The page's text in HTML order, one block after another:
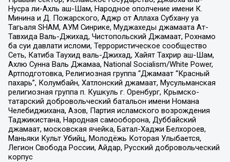
Нусра ли-Ахль аш-Шам, Народное ополчение имени К.
Минина и Д. Пожарского, Аджр от Аллаха Субхану уа
Тагьаля SHAM, АУМ Синрике, Муджахеды джамаата Ат-
Тавхида Валь-Джихад, Чистопольский Джамаат, Рохнамо
ба суи давлати исломи, Террористическое сообщество
Сеть, Катиба Таухид валь-Джихад, Хайят Тахрир аш-Шам,
Ахлю Сунна Валь Джамаа, National Socialism/White Power,
Артподготовка, Религиозная группа “Джамаат “Красный
пахарь”, Колумбайн, Хатлонский джамаат, Мусульманская
религиозная группа п. Кушкуль г. Оренбург, Крымско-
татарский добровольческий батальон имени Номана
Челебиджихана, Азов, Партия исламского возрождения
Таджикистана, Народная самооборона, Дуббайский
джамаат, московская ячейка, Батал-Хаджи Белхороев,
Маньяки Культ Убийц, Молодёжь Которая Улыбается,
Легион Свобода России, Айдар, Русский добровольческий
корпус